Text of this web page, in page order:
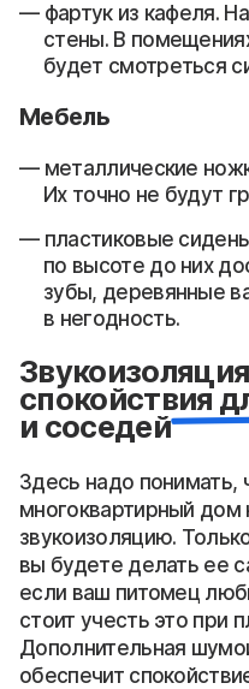
фартук из кафеля.
стены. В
будет смотреться
Мебель
металлические
Их точно не будут
пластиковые
по высоте до них
зубы, деревянные
в негодность.
спокойствия
и соседей
Здесь надо
многоквартирный дом
звукоизоляцию.
вы будете делать ее
если ваш питомец
стоит учесть это при
Дополнительная
обеспечит